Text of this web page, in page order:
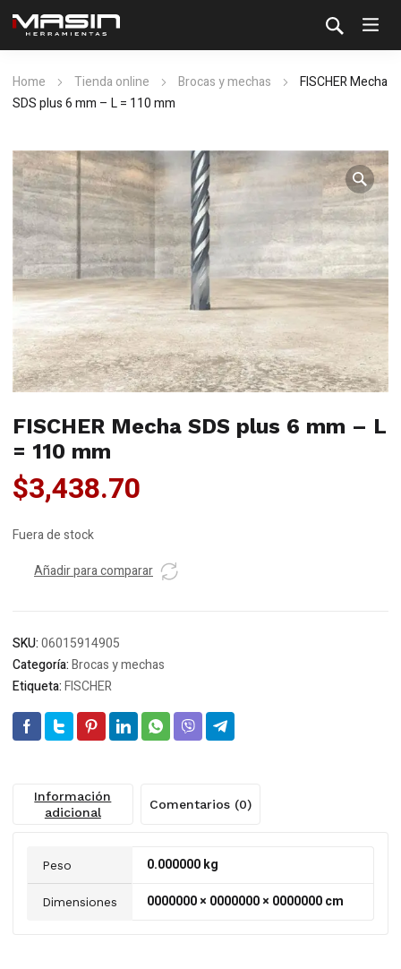
Home Tienda online Brocas y mechas
FISCHER Mecha
SDS plus 6 mm – L = 110 mm
FISCHER Mecha SDS plus 6 mm – L
= 110 mm
$3,438.70
Fuera de stock
Añadir para comparar
SKU:06015914905
Categoría:Brocas y mechas
Etiqueta:FISCHER
Información
adicional
Comentarios (0)
Peso 0.000000 kg
Dimensiones 0000000 × 0000000 × 0000000 cm